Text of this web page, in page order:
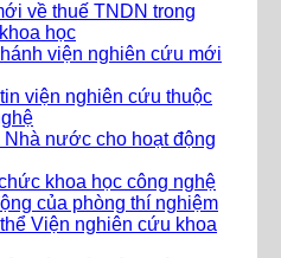
về thuế TNDN trong
học
viện nghiên cứu mới
viện nghiên cứu thuộc
nước cho hoạt động
khoa học công nghệ
của phòng thí nghiệm
Viện nghiên cứu khoa